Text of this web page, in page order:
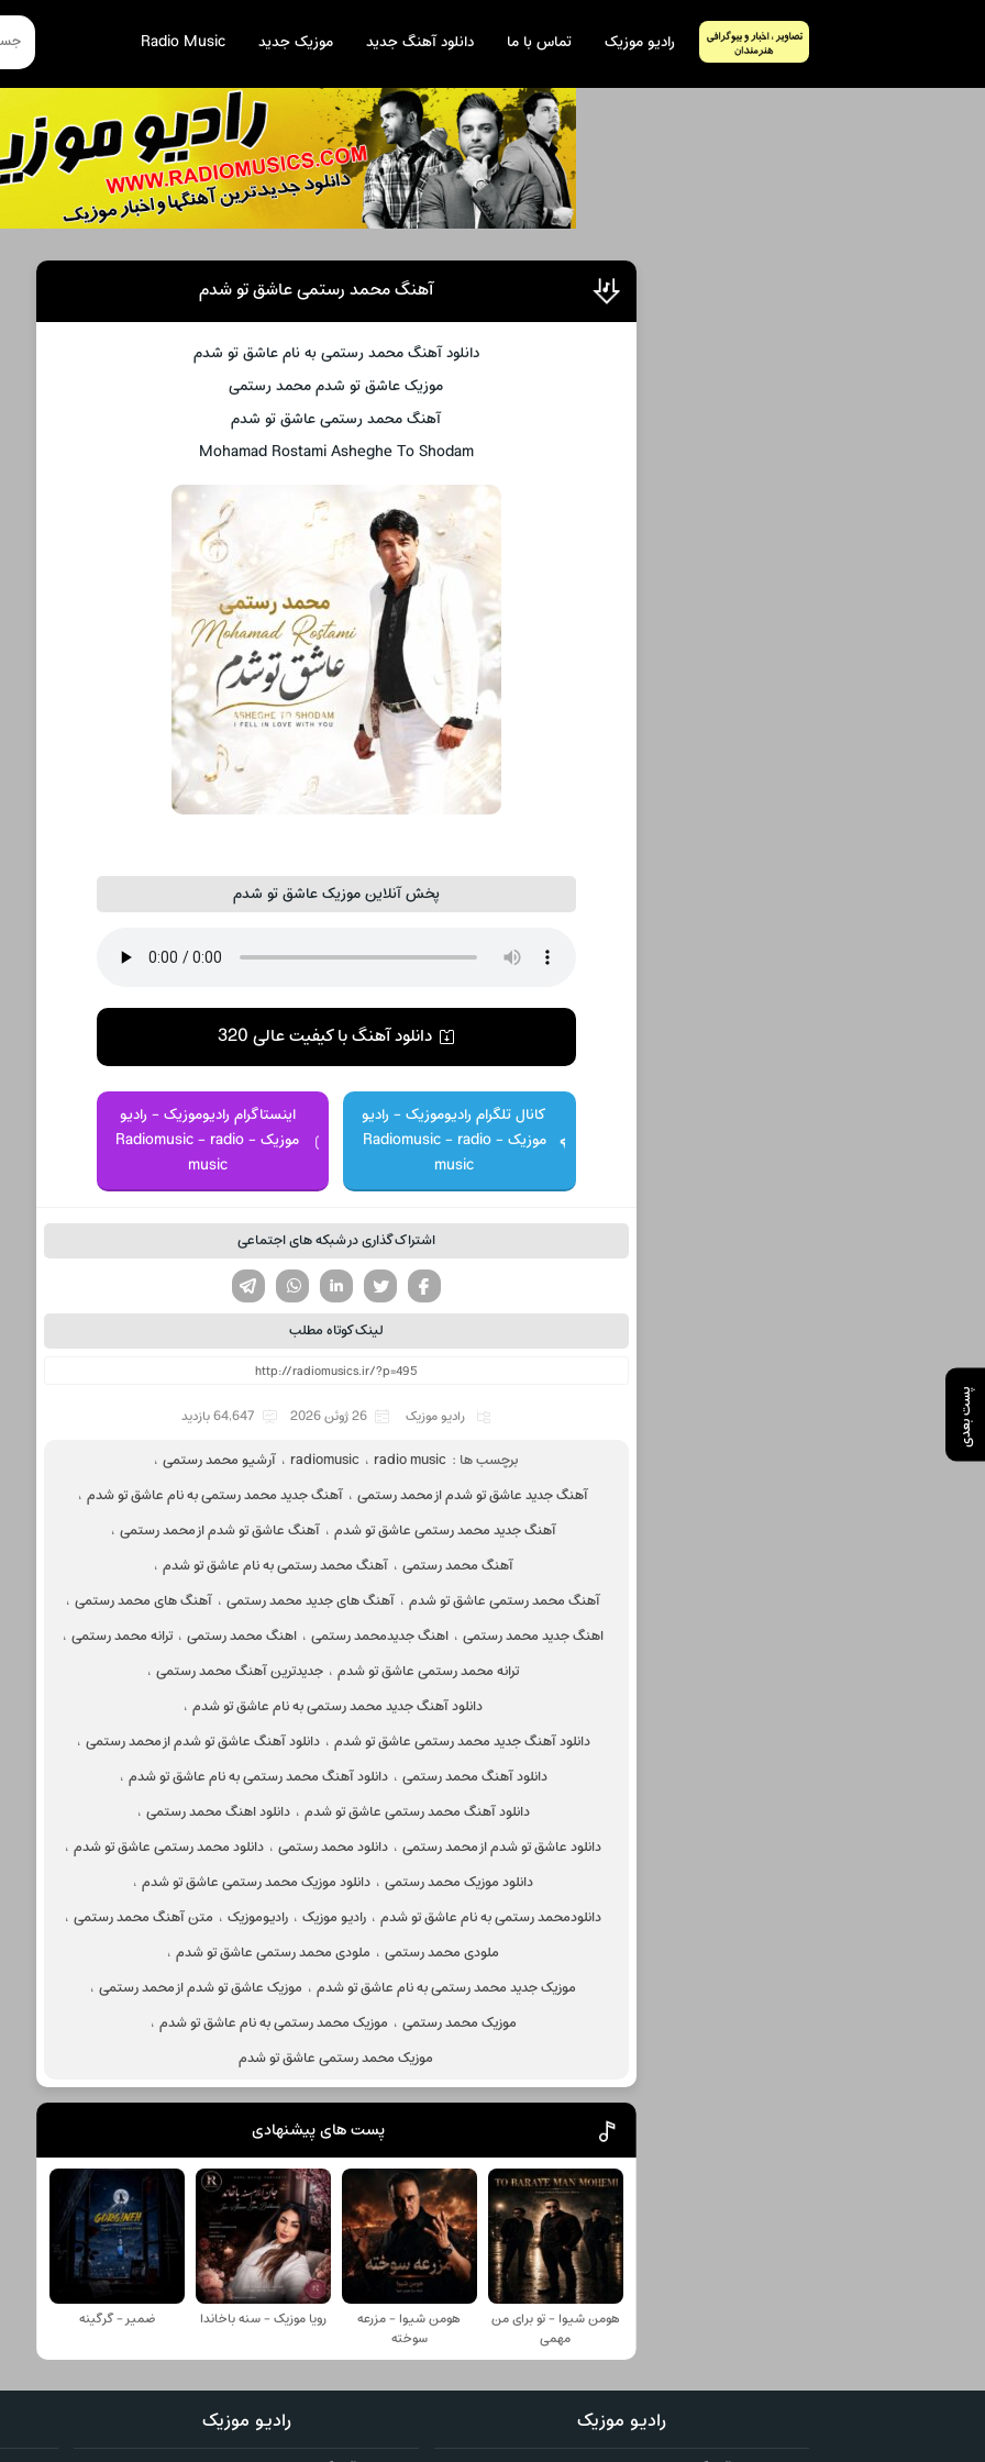
رادیو موزیک تماس با ما دانلود آهنگ جدید موزیک جدید Radio Music
پست بعدی
آهنگ محمد رستمی عاشق تو شدم
دانلود آهنگ محمد رستمی به نام عاشق تو شدم
موزیک عاشق تو شدم محمد رستمی
آهنگ محمد رستمی عاشق تو شدم
Mohamad Rostami Asheghe To Shodam
پخش آنلاین موزیک عاشق تو شدم
دانلود آهنگ با کیفیت عالی 320
کانال تلگرام رادیوموزیک - رادیو
موزیک - Radiomusic - radio
music
اینستاگرام رادیوموزیک - رادیو
موزیک - Radiomusic - radio
music
اشتراک گذاری در شبکه های اجتماعی
لینکدین تویتر
فیسوک
لینک کوتاه مطلب
رادیو موزیک 26 ژوئن 2026 64,647 بازدید
برچسب ها : radio music ، radiomusic ، آرشیو محمد رستمی ،
آهنگ جدید عاشق تو شدم از محمد رستمی ، آهنگ جدید محمد رستمی به نام عاشق تو شدم ،
آهنگ جدید محمد رستمی عاشق تو شدم ، آهنگ عاشق تو شدم از محمد رستمی ،
آهنگ محمد رستمی ، آهنگ محمد رستمی به نام عاشق تو شدم ،
آهنگ محمد رستمی عاشق تو شدم ، آهنگ های جدید محمد رستمی ، آهنگ های محمد رستمی ،
اهنگ جدید محمد رستمی ، اهنگ جدیدمحمد رستمی ، اهنگ محمد رستمی ، ترانه محمد رستمی ،
ترانه محمد رستمی عاشق تو شدم ، جدیدترین آهنگ محمد رستمی ،
دانلود آهنگ جدید محمد رستمی به نام عاشق تو شدم ،
دانلود آهنگ جدید محمد رستمی عاشق تو شدم ، دانلود آهنگ عاشق تو شدم از محمد رستمی ،
دانلود آهنگ محمد رستمی ، دانلود آهنگ محمد رستمی به نام عاشق تو شدم ،
دانلود آهنگ محمد رستمی عاشق تو شدم ، دانلود اهنگ محمد رستمی ،
دانلود عاشق تو شدم از محمد رستمی ، دانلود محمد رستمی ، دانلود محمد رستمی عاشق تو شدم ،
دانلود موزیک محمد رستمی ، دانلود موزیک محمد رستمی عاشق تو شدم ،
دانلودمحمد رستمی به نام عاشق تو شدم ، رادیو موزیک ، رادیوموزیک ، متن آهنگ محمد رستمی ،
ملودی محمد رستمی ، ملودی محمد رستمی عاشق تو شدم ،
موزیک جدید محمد رستمی به نام عاشق تو شدم ، موزیک عاشق تو شدم از محمد رستمی ،
موزیک محمد رستمی ، موزیک محمد رستمی به نام عاشق تو شدم ،
موزیک محمد رستمی عاشق تو شدم
پست های پیشنهادی
هومن شیوا - تو برای من
مهمی
هومن شیوا - مزرعه
سوخته
رویا موزیک - سنه باخاندا ضمیر - گرگینه
رادیو موزیک رادیو موزیک